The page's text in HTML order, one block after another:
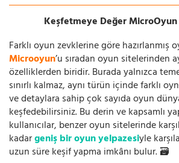
Keşfetmeye Değer MicroOyun
Farklı oyun zevklerine göre hazırlanmış
Microoyun’u sıradan oyun sitelerinden
özelliklerden biridir. Burada yalnızca
sınırlı kalmaz, aynı türün içinde farklı
ve detaylara sahip çok sayıda oyun
keşfedebilirsiniz. Bu derin ve kapsamlı
kullanıcılar, benzer oyun sitelerinde
kadargeniş bir oyun yelpazesiyle
uzun süre keşif yapma imkânı bulur. 🗃️